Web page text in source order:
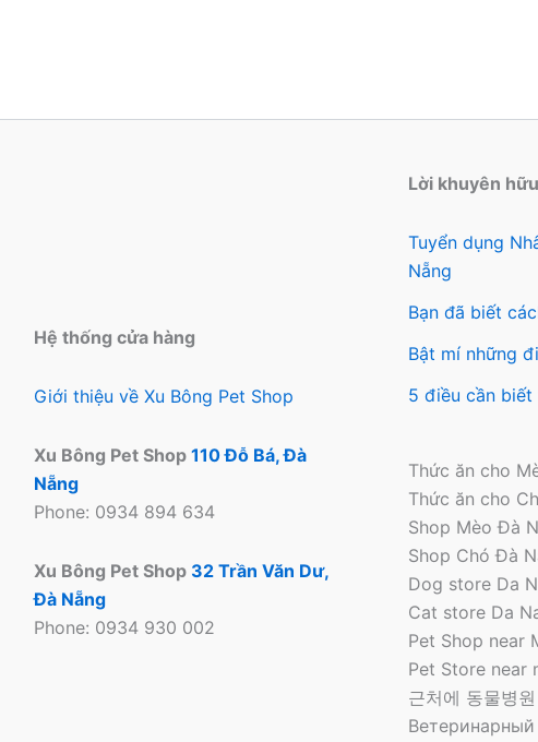
Hệ thống cửa hàng
Giới thiệu về Xu Bông Pet Shop
Xu Bông Pet Shop 110 Đỗ Bá, Đà
Nẵng
Phone: 0934 894 634
Xu Bông Pet Shop 32 Trần Văn Dư,
Đà Nẵng
Phone: 0934 930 002
Lời khuyên
Tuyển dụng
Nẵng
Bạn đã biết
Bật mí những
5 điều cần biết
Thức ăn cho
Thức ăn cho
Shop Mèo Đà
Shop Chó Đà
Dog store Da
Cat store Da
Pet Shop near
Pet Store near
근처에 동물병원